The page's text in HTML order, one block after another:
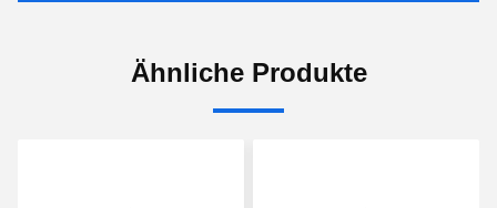
Ähnliche Produkte